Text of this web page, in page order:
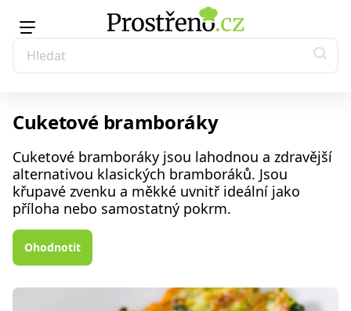
Cuketové bramboráky
Cuketové bramboráky jsou lahodnou a zdravější
alternativou klasických bramboráků. Jsou
křupavé zvenku a měkké uvnitř ideální jako
příloha nebo samostatný pokrm.
Ohodnotit